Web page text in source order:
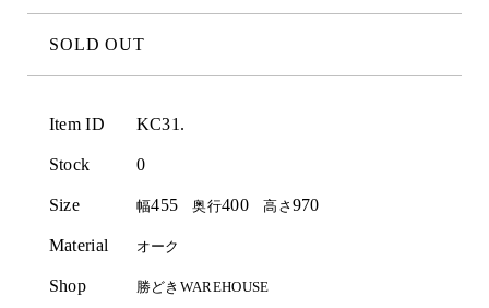
SOLD OUT
Item ID KC31.
Stock 0
Size 幅455 奥行400高さ970
Material オーク
Shop 勝どきWAREHOUSE